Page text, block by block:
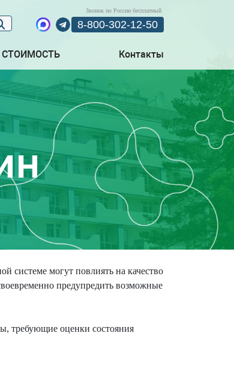
Звонок по России бесплатный
8-800-302-12-50
СТОИМОСТЬ Контакты
системе могут повлиять на качество
предупредить возможные
требующие оценки состояния